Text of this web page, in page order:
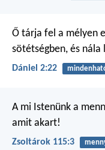
Ő tárja fel a mélyen
sötétségben, és nála
Dániel 2:22
A mi Istenünk a
amit akart!
Zsoltárok 115:3